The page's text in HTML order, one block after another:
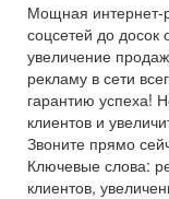
Мощная интернет-
соцсетей до досок
увеличение
рекламу в сети
гарантию успеха!
клиентов и
Звоните прямо
Ключевые слова:
клиентов,